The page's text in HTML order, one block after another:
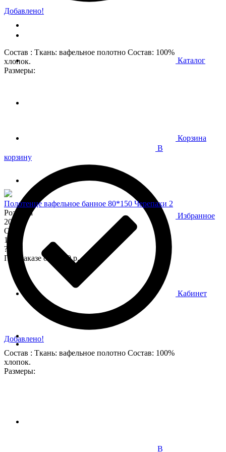
Добавлено!
Состав : Ткань: вафельное полотно Состав: 100%
хлопок.
Размеры:
В
корзину
Добавлено!
Состав : Ткань: вафельное полотно Состав: 100%
хлопок.
Размеры:
В
Полотенце вафельное банное 80*150 Черепахи 2
Розница
200
Опт
170
?
При заказе от 7 000 р.
Каталог
Корзина
Избранное
Кабинет